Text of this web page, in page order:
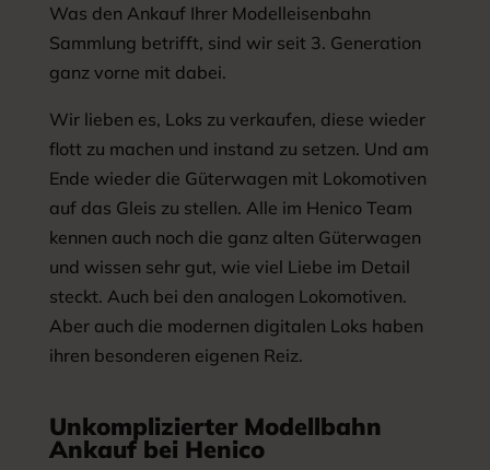
Was den Ankauf Ihrer Modelleisenbahn
Sammlung betrifft, sind wir seit 3. Generation
ganz vorne mit dabei.
Wir lieben es, Loks zu verkaufen, diese wieder
flott zu machen und instand zu setzen. Und am
Ende wieder die Güterwagen mit Lokomotiven
auf das Gleis zu stellen. Alle im Henico Team
kennen auch noch die ganz alten Güterwagen
und wissen sehr gut, wie viel Liebe im Detail
steckt. Auch bei den analogen Lokomotiven.
Aber auch die modernen digitalen Loks haben
ihren besonderen eigenen Reiz.
Unkomplizierter Modellbahn
Ankauf bei Henico